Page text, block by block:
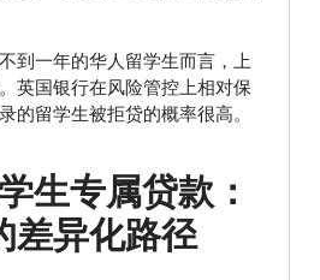
到一年的华人留学生而言，上
英国银行在风险管控上相对保
的留学生被拒贷的概率很高。
生专属贷款：
差异化路径